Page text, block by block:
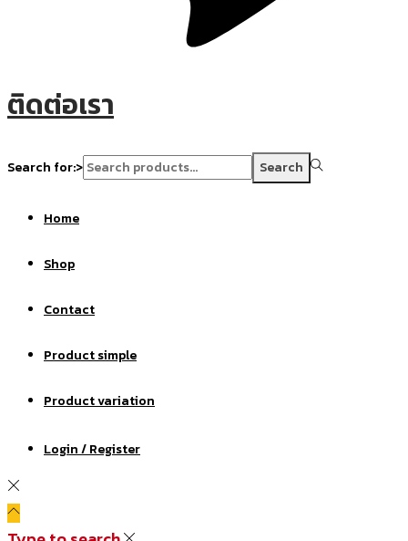
ติดต่อเรา
Search for:> Search
Home
Shop
Contact
Product simple
Product variation
Login / Register